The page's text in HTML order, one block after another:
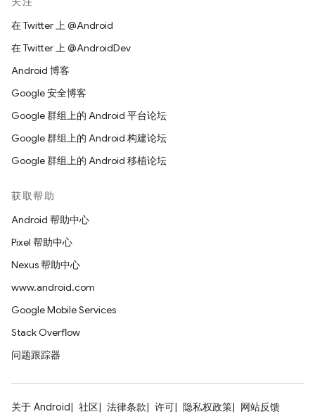
在 Twitter 上 @Android
在 Twitter 上 @AndroidDev
Android 博客
Google 安全博客
Google 群组上的 Android 平台论坛
Google 群组上的 Android 构建论坛
Google 群组上的 Android 移植论坛
获取帮助
Android 帮助中心
Pixel 帮助中心
Nexus 帮助中心
www.android.com
Google Mobile Services
Stack Overflow
问题跟踪器
关于 Android 社区 法律条款 许可 隐私权政策
网站反馈